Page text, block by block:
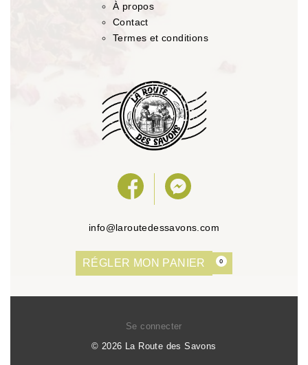
À propos
Contact
Termes et conditions
info@laroutedessavons.com
RÉGLER MON PANIER 0
© 2026 La Route des Savons
Se connecter